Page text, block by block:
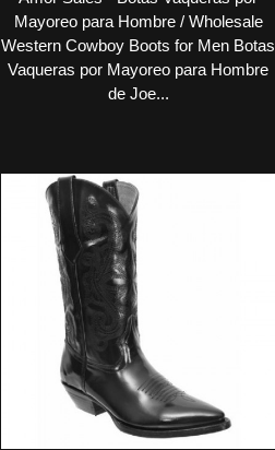
Mayoreo para Hombre / Wholesale
Western Cowboy Boots for Men Botas
Vaqueras por Mayoreo para Hombre
de Joe...